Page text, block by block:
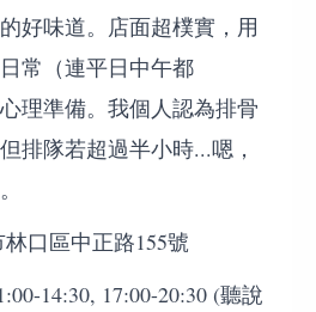
好味道。店面超樸實，用
常（連平日中午都
理準備。我個人認為排骨
排隊若超過半小時...嗯，
口區中正路155號
14:30, 17:00-20:30 (聽說